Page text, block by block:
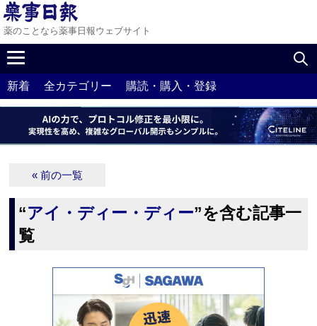
薬のことなら薬事日報ウェブサイト
新着 全カテゴリー 購読・購入・登録
« 前の一覧
“アイ・ディー・ディー”を含む記事一
覧